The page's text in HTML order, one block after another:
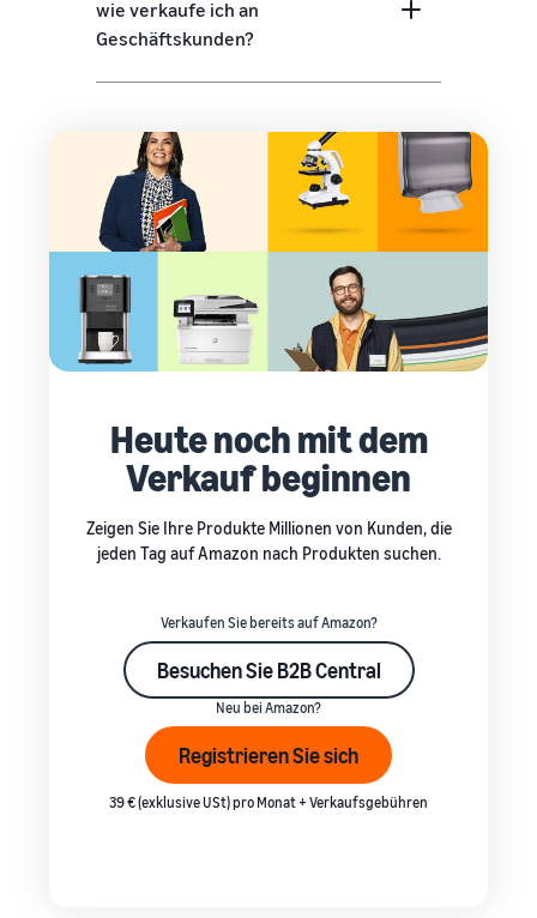
wie verkaufe ich an
Geschäftskunden?
Heute noch mit dem
Verkauf beginnen
Zeigen Sie Ihre Produkte Millionen von Kunden, die
jeden Tag auf Amazon nach Produkten suchen.
Verkaufen Sie bereits auf Amazon?
Besuchen Sie B2B Central
Neu bei Amazon?
Registrieren Sie sich
39 € (exklusive USt) pro Monat + Verkaufsgebühren